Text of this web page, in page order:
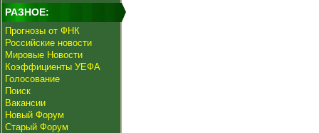
РАЗНОЕ:
Прогнозы от ФНК
Российские новости
Мировые Новости
Коэффициенты УЕФА
Голосование
Поиск
Вакансии
Новый Форум
Старый Форум